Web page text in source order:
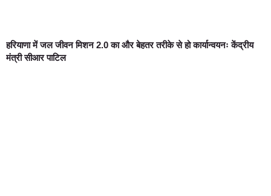
हरियाणा में जल जीवन मिशन 2.0 का और बेहतर तरीके से हो कार्यान्वयनः केंद्रीय
मंत्री सीआर पाटिल